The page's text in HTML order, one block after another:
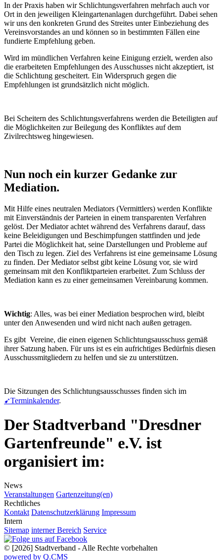
In der Praxis haben wir Schlichtungsverfahren mehrfach auch vor
Ort in den jeweiligen Kleingartenanlagen durchgeführt. Dabei sehen
wir uns den konkreten Grund des Streites unter Einbeziehung des
Vereinsvorstandes an und können so in bestimmten Fällen eine
fundierte Empfehlung geben.
Wird im mündlichen Verfahren keine Einigung erzielt, werden also
die erarbeiteten Empfehlungen des Ausschusses nicht akzeptiert, ist
die Schlichtung gescheitert. Ein Widerspruch gegen die
Empfehlungen ist grundsätzlich nicht möglich.
Bei Scheitern des Schlichtungsverfahrens werden die Beteiligten auf
die Möglichkeiten zur Beilegung des Konfliktes auf dem
Zivilrechtsweg hingewiesen.
Nun noch ein kurzer Gedanke zur
Mediation.
Mit Hilfe eines neutralen Mediators (Vermittlers) werden Konflikte
mit Einverständnis der Parteien in einem transparenten Verfahren
gelöst. Der Mediator achtet während des Verfahrens darauf, dass
keine Beleidigungen und Beschimpfungen stattfinden und jede
Partei die Möglichkeit hat, seine Darstellungen und Probleme auf
den Tisch zu legen. Ziel des Verfahrens ist eine gemeinsame Lösung
zu finden. Der Mediator selbst gibt keine Lösung vor, sie wird
gemeinsam mit den Konfliktparteien erarbeitet. Zum Schluss der
Mediation kann es zu einer gemeinsamen Vereinbarung kommen.
Wichtig: Alles, was bei einer Mediation besprochen wird, bleibt
unter den Anwesenden und wird nicht nach außen getragen.
Es gibt Vereine, die einen eigenen Schlichtungsausschuss gemäß
ihrer Satzung haben. Für uns ist es ein aufrichtiges Bedürfnis diesen
Ausschussmitgliedern zu helfen und sie zu unterstützen.
Die Sitzungen des Schlichtungsausschusses finden sich im
➹Terminkalender.
Der Stadtverband "Dresdner
Gartenfreunde" e.V. ist
organisiert im:
News
Veranstaltungen Gartenzeitung(en)
Rechtliches
Kontakt Datenschutzerklärung Impressum
Intern
Sitemap interner Bereich Service
© [2026] Stadtverband - Alle Rechte vorbehalten
powered by Q.CMS